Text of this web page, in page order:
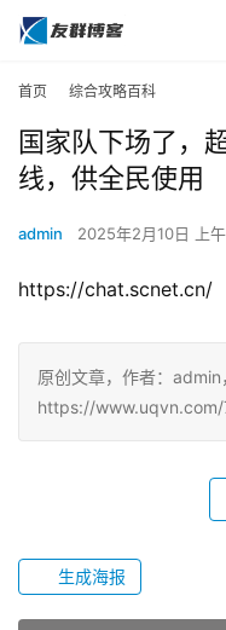
首页 综合攻略百科
国家队下场了，
线，供全民使用
admin 2025年2月10日 上
https://chat.scnet.cn/
原创文章，作者：admin
https://
生成海报